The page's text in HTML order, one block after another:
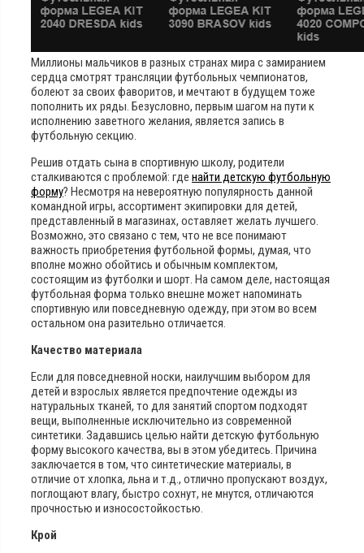
Миллионы мальчиков в разных странах мира с замиранием
сердца смотрят трансляции футбольных чемпионатов,
болеют за своих фаворитов, и мечтают в будущем тоже
пополнить их ряды. Безусловно, первым шагом на пути к
исполнению заветного желания, является запись в
футбольную секцию.
Решив отдать сына в спортивную школу, родители
сталкиваются с проблемой: где найти детскую футбольную
форму? Несмотря на невероятную популярность данной
командной игры, ассортимент экипировки для детей,
представленный в магазинах, оставляет желать лучшего.
Возможно, это связано с тем, что не все понимают
важность приобретения футбольной формы, думая, что
вполне можно обойтись и обычным комплектом,
состоящим из футболки и шорт. На самом деле, настоящая
футбольная форма только внешне может напоминать
спортивную или повседневную одежду, при этом во всем
остальном она разительно отличается.
Качество материала
Если для повседневной носки, наилучшим выбором для
детей и взрослых является предпочтение одежды из
натуральных тканей, то для занятий спортом подходят
вещи, выполненные исключительно из современной
синтетики. Задавшись целью найти детскую футбольную
форму высокого качества, вы в этом убедитесь. Причина
заключается в том, что синтетические материалы, в
отличие от хлопка, льна и т.д., отлично пропускают воздух,
поглощают влагу, быстро сохнут, не мнутся, отличаются
прочностью и износостойкостью.
Крой